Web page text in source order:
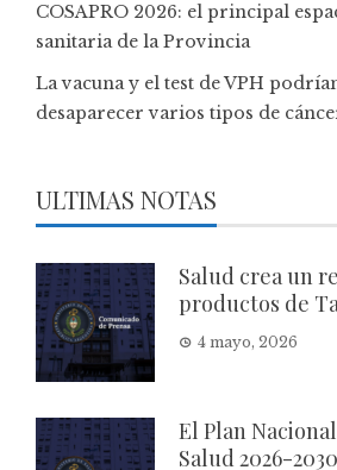
COSAPRO 2026: el principal
sanitaria de la Provincia
La vacuna y el test de VPH
desaparecer varios tipos de
ULTIMAS NOTAS
Salud crea un
productos de
4 mayo, 2026
El Plan
Salud 2026-